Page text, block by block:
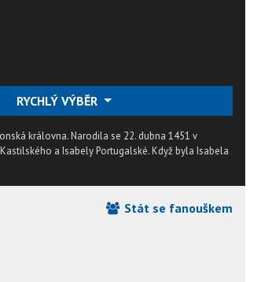
RYCHLÝ VÝBĚR
královna. Narodila se 22. dubna 1451 v
a Isabely Portugalské. Když byla Isabela
Stát se fanouškem